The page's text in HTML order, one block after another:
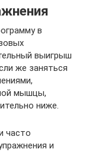
в
выигрыш
же заняться
мышцы,
ниже.
часто
и